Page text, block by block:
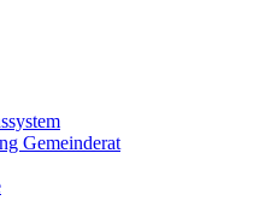
Gemeinderat